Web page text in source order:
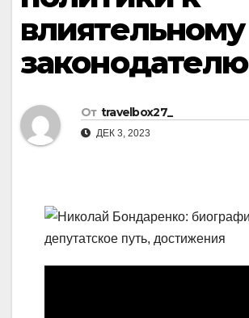
влиятельному
законодателю
От travelbox27_
ДЕК 3, 2023